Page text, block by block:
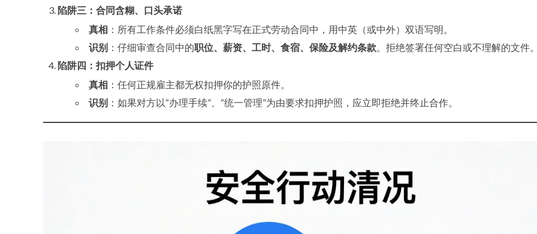
陷阱三：合同含糊、口头承诺
真相 ：所有工作条件必须白纸黑字写在正式劳动合同中，用中英（或中外）双语写明。
识别 ：仔细审查合同中的职位、薪资、工时、食宿、保险及解约条款。拒绝签署任何空白或不理解的文件
陷阱四：扣押个人证件
真相 ：任何正规雇主都无权扣押你的护照原件。
识别 ：如果对方以“办理手续”、“统一管理”为由要求扣押护照，应立即拒绝并终止合作。